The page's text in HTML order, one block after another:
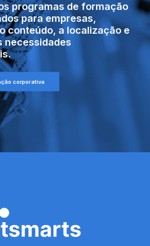
programas de formação
para empresas,
conteúdo, a localização e
necessidades
corporativa